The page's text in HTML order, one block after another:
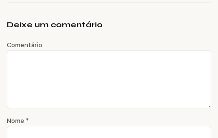
Deixe um comentário
Comentário
Nome *